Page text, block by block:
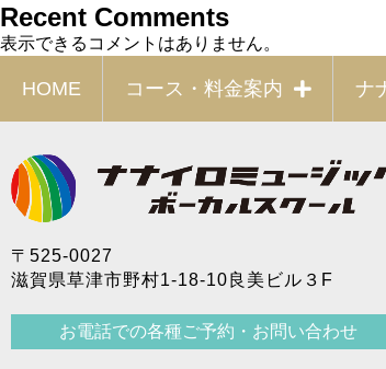
Recent Comments
表示できるコメントはありません。
HOME コース・料金案内 ナ
〒525-0027
滋賀県草津市野村1-18-10良美ビル３F
お電話での各種ご予約・お問い合わせ